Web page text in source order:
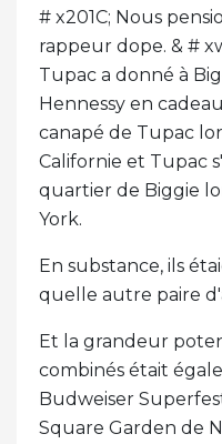
# x201C; Nous
rappeur dope. & #
Tupac a donné à
Hennessy en
canapé de Tupac
Californie et Tupac
quartier de Biggie
York.
En substance, ils
quelle autre paire
Et la grandeur
combinés était
Budweiser
Square Garden de